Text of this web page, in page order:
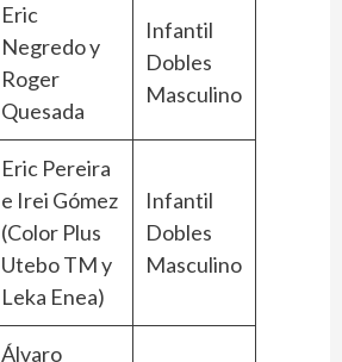
Eric
Negredo y
Roger
Quesada
Infantil
Dobles
Masculino
Eric Pereira
e Irei Gómez
(Color Plus
Utebo TM y
Leka Enea)
Infantil
Dobles
Masculino
Álvaro